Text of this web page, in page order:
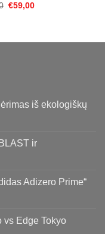
Original
€59,00Current
iš ekologiškų
ir
Adizero Prime“
vs Edge Tokyo